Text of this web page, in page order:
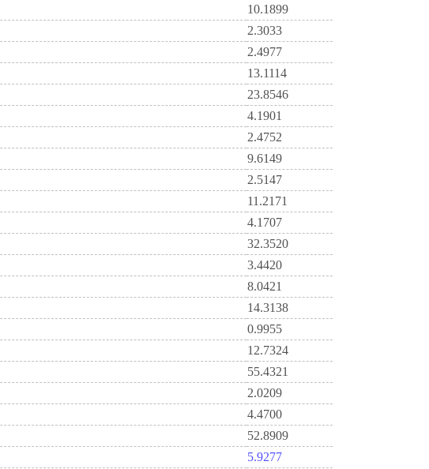
10.1899
2.3033
2.4977
13.1114
23.8546
4.1901
2.4752
9.6149
2.5147
11.2171
4.1707
32.3520
3.4420
8.0421
14.3138
0.9955
12.7324
55.4321
2.0209
4.4700
52.8909
5.9277